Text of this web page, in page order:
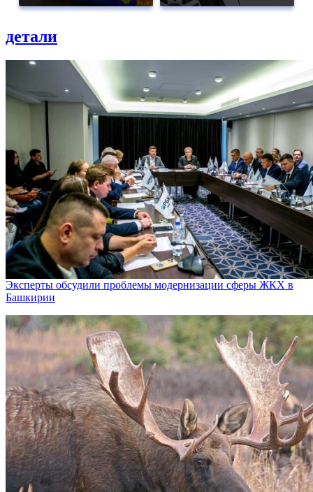
детали
Эксперты обсудили проблемы модернизации сферы ЖКХ в
Башкирии